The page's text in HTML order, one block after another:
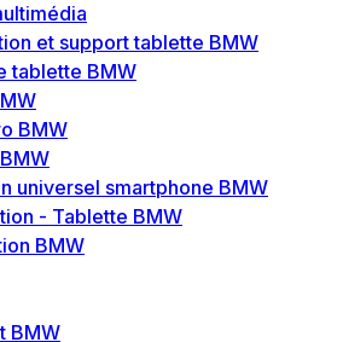
et support tablette BMW
tablette BMW
BMW
universel smartphone BMW
- Tablette BMW
BMW
BMW